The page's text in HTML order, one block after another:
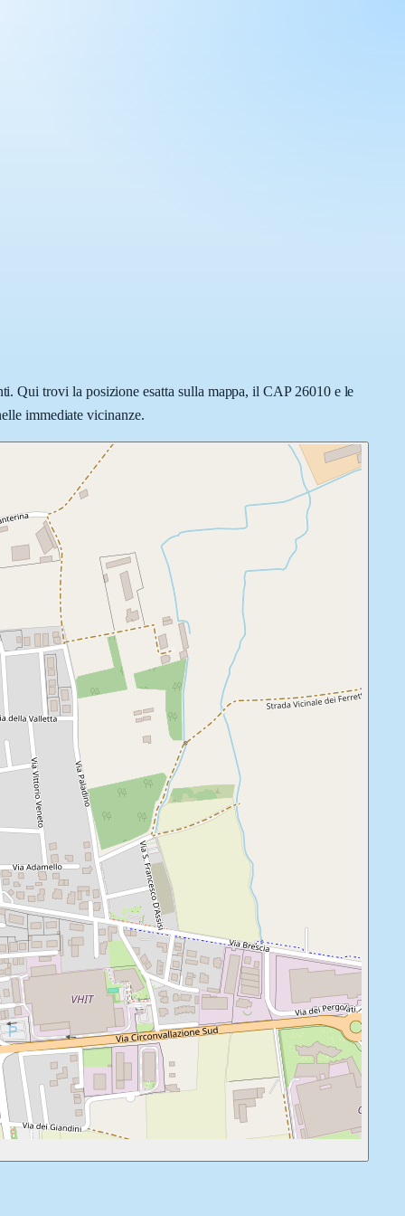
Qui trovi la posizione esatta sulla mappa, il CAP 26010 e le
immediate vicinanze.